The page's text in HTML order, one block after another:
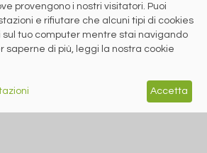
del gruppo Morandi Group s.r.l.
Via Don Milani 5
sb
provengono i nostri visitatori. Puoi
e rifiutare che alcuni tipi di cookies
tuo computer mentre stai navigando
saperne di più, leggi la nostra cookie
Accetta